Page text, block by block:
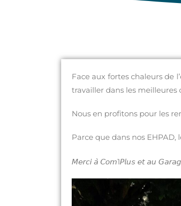
Face aux fortes chaleurs de
travailler dans les meilleures
Nous en profitons pour les
Parce que dans nos
𝘔𝘦𝘳𝘤𝘪 𝘢̀ 𝘊𝘰𝘮1𝘗𝘭𝘶𝘴 𝘦𝘵 𝘢𝘶